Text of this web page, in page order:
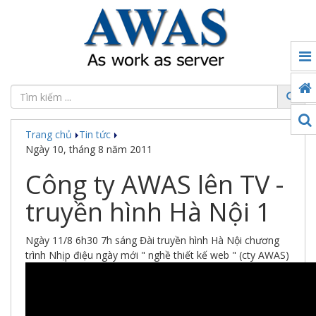
Đối
tác
Sản
phẩm
Ứng
dụng
chuyển
đổi
số
Công
Trang chủ
Tin tức
Ngày 10, tháng 8 năm 2011
Công ty AWAS lên TV -
truyền hình Hà Nội 1
Ngày 11/8 6h30 7h sáng Đài truyền hình Hà Nội chương
trình Nhịp điệu ngày mới " nghề thiết kế web " (cty AWAS)